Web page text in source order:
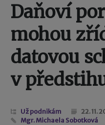
Daňoví
mohou
datovou
v
Už podnikám
22. 11.
Mgr. Michaela Sobotková